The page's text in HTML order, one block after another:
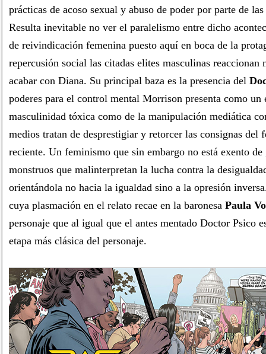
prácticas de acoso sexual y abuso de poder por parte de
Resulta inevitable no ver el paralelismo entre dicho
de reivindicación femenina puesto aquí en boca de la
repercusión social las citadas elites masculinas reaccionan
acabar con Diana. Su principal baza es la presencia del
poderes para el control mental Morrison presenta como un
masculinidad tóxica como de la manipulación mediática
medios tratan de desprestigiar y retorcer las consignas del
reciente. Un feminismo que sin embargo no está exento de
monstruos que malinterpretan la lucha contra la
orientándola no hacia la igualdad sino a la opresión
cuya plasmación en el relato recae en la baronesa Paula
personaje que al igual que el antes mentado Doctor Psico
etapa más clásica del personaje.